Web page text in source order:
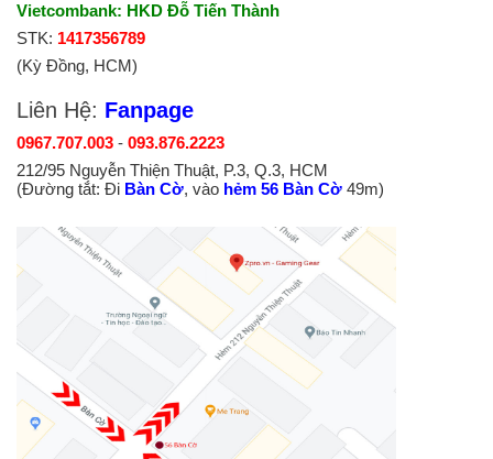
Vietcombank: HKD Đỗ Tiến Thành
STK: 1417356789
(Kỳ Đồng, HCM)
Liên Hệ: Fanpage
0967.707.003 - 093.876.2223
212/95 Nguyễn Thiện Thuật, P.3, Q.3, HCM
(Đường tắt: Đi Bàn Cờ, vào hẻm 56 Bàn Cờ 49m)